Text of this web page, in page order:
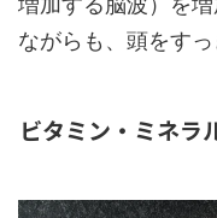
ながらも、頭をす
ビタミン・ミネラ